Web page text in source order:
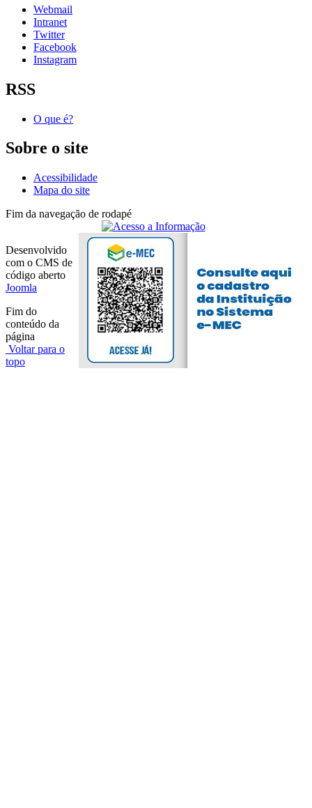
Webmail
Intranet
Twitter
Facebook
Instagram
RSS
O que é?
Sobre o site
Acessibilidade
Mapa do site
Fim da navegação de rodapé
Desenvolvido
com o CMS de
código aberto
Joomla
Fim do
conteúdo da
página
Voltar para o
topo